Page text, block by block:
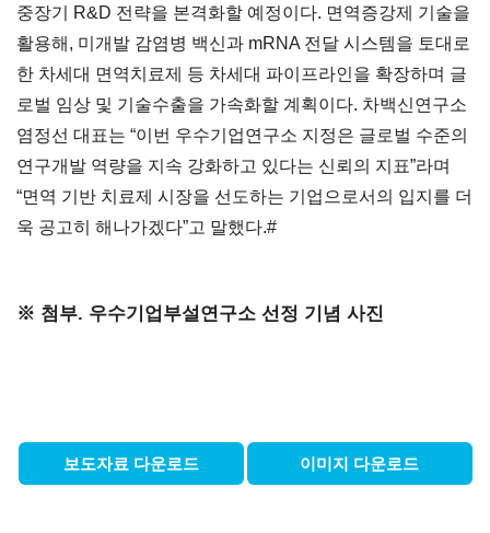
중장기 R&D 전략을 본격화할 예정이다. 면역증강제 기술을
활용해, 미개발 감염병 백신과 mRNA 전달 시스템을 토대로
한 차세대 면역치료제 등 차세대 파이프라인을 확장하며 글
로벌 임상 및 기술수출을 가속화할 계획이다. 차백신연구소
염정선 대표는 “이번 우수기업연구소 지정은 글로벌 수준의
연구개발 역량을 지속 강화하고 있다는 신뢰의 지표”라며
“면역 기반 치료제 시장을 선도하는 기업으로서의 입지를 더
욱 공고히 해나가겠다”고 말했다.#
※ 첨부. 우수기업부설연구소 선정 기념 사진
보도자료 다운로드 이미지 다운로드